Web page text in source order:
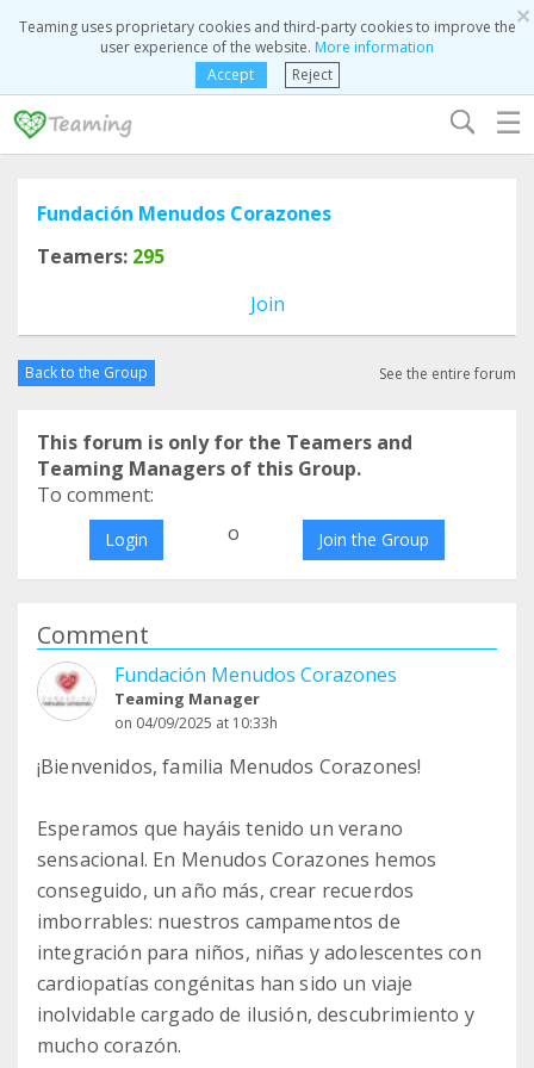
×
Teaming uses proprietary cookies and third-party cookies to improve the
user experience of the website. More information
Accept
Reject
☰
Fundación Menudos Corazones
Teamers: 295
Join
Back to the Group See the entire forum
This forum is only for the Teamers and
Teaming Managers of this Group.
To comment:
Login o Join the Group
Comment
Fundación Menudos Corazones
Teaming Manager
on 04/09/2025 at 10:33h
¡Bienvenidos, familia Menudos Corazones!
Esperamos que hayáis tenido un verano
sensacional. En Menudos Corazones hemos
conseguido, un año más, crear recuerdos
imborrables: nuestros campamentos de
integración para niños, niñas y adolescentes con
cardiopatías congénitas han sido un viaje
inolvidable cargado de ilusión, descubrimiento y
mucho corazón.